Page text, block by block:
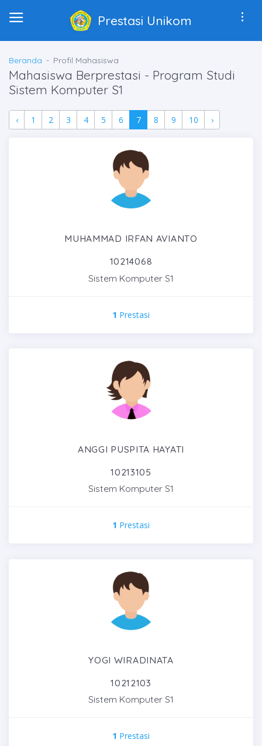
Prestasi Unikom
Beranda Profil Mahasiswa
Mahasiswa Berprestasi - Program Studi
Sistem Komputer S1
‹ 1 2 3 4 5 6 7 8 9 10 ›
MUHAMMAD IRFAN AVIANTO
10214068
Sistem Komputer S1
1 Prestasi
ANGGI PUSPITA HAYATI
10213105
Sistem Komputer S1
1 Prestasi
YOGI WIRADINATA
10212103
Sistem Komputer S1
1 Prestasi